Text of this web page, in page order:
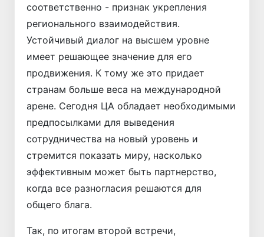
соответственно - признак укреп­ления
регионального взаимодействия.
Устойчивый диалог на высшем уровне
имеет решающее значение для его
продвижения. К тому же это придает
странам больше веса на международной
арене. Сегодня ЦА обладает необходимыми
предпосылками для выведения
сотрудничества на новый уровень и
стремится показать миру, насколько
эффективным может быть партнерство,
когда все разногласия решаются для
общего блага.
Так, по итогам второй встречи,